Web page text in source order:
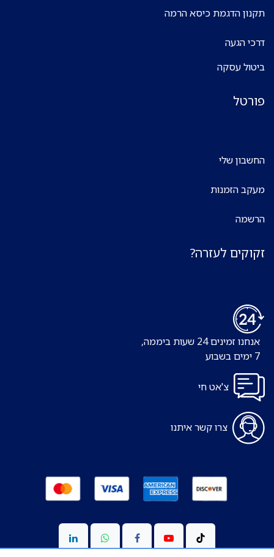
תקנון הדגמת כיסא הרמה
דרכי הגעה
ביטול עסקה
פורטל
החשבון שלי
מעקב הזמנות
הרשמה
זקוקים לעזרה?
אנחנו זמינים 24 שעות ביממה,
צ'אט חי
צרו קשר איתנו